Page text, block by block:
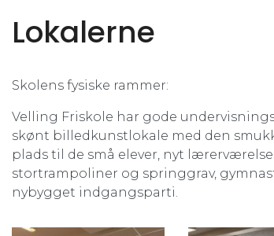
Lokalerne
Skolens fysiske rammer:
Velling Friskole har gode
skønt billedkunstlokale med den
plads til de små elever, nyt
stortrampoliner og springgrav,
nybygget indgangsparti.